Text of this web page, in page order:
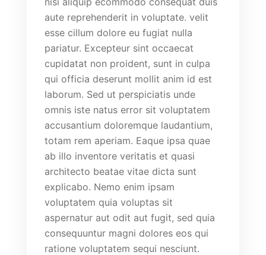
aute reprehenderit in voluptate. velit
esse cillum dolore eu fugiat nulla
pariatur. Excepteur sint occaecat
cupidatat non proident, sunt in culpa
qui officia deserunt mollit anim id est
laborum. Sed ut perspiciatis unde
omnis iste natus error sit voluptatem
accusantium doloremque laudantium,
totam rem aperiam. Eaque ipsa quae
ab illo inventore veritatis et quasi
architecto beatae vitae dicta sunt
explicabo. Nemo enim ipsam
voluptatem quia voluptas sit
aspernatur aut odit aut fugit, sed quia
consequuntur magni dolores eos qui
ratione voluptatem sequi nesciunt.